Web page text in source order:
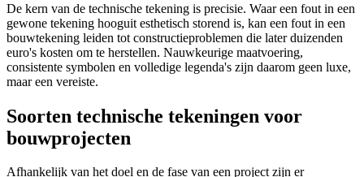
De kern van de technische tekening is precisie. Waar een fout in een
gewone tekening hooguit esthetisch storend is, kan een fout in een
bouwtekening leiden tot constructieproblemen die later duizenden
euro's kosten om te herstellen. Nauwkeurige maatvoering,
consistente symbolen en volledige legenda's zijn daarom geen luxe,
maar een vereiste.
Soorten technische tekeningen voor
bouwprojecten
Afhankelijk van het doel en de fase van een project zijn er